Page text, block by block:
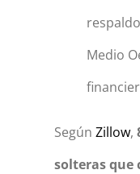
Medio
Según Zillow,
solteras que